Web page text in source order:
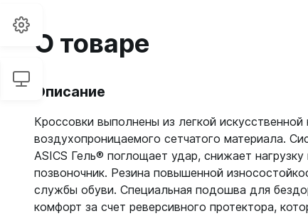
О товаре
Описание
Кроссовки выполнены из легкой искусственной
воздухопроницаемого сетчатого материала.
ASICS Гель® поглощает удар, снижает нагрузку
позвоночник. Резина повышенной
службы обуви. Специальная подошва для
комфорт за счет реверсивного протектора,